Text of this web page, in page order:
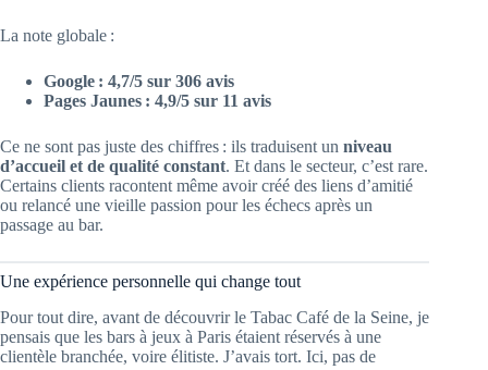
La note globale :
Google : 4,7/5 sur 306 avis
Pages Jaunes : 4,9/5 sur 11 avis
Ce ne sont pas juste des chiffres : ils traduisent un niveau
d’accueil et de qualité constant. Et dans le secteur, c’est rare.
Certains clients racontent même avoir créé des liens d’amitié
ou relancé une vieille passion pour les échecs après un
passage au bar.
Une expérience personnelle qui change tout
Pour tout dire, avant de découvrir le Tabac Café de la Seine, je
pensais que les bars à jeux à Paris étaient réservés à une
clientèle branchée, voire élitiste. J’avais tort. Ici, pas de